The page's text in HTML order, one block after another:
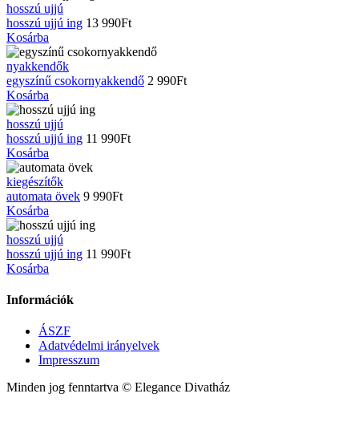
változatok
termékoldalon
ki
hosszú ujjú
hosszú ujjú ing 13 990Ft
Kosárba
nyakkendők
egyszínű csokornyakkendő 2 990Ft
Kosárba
hosszú ujjú
hosszú ujjú ing 11 990Ft
Kosárba
kiegészítők
automata övek 9 990Ft
Kosárba
hosszú ujjú
hosszú ujjú ing 11 990Ft
Kosárba
Információk
ÁSZF
Adatvédelmi irányelvek
Impresszum
Minden jog fenntartva © Elegance Divatház